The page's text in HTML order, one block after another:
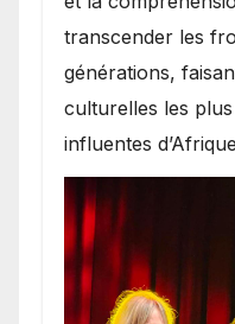
transcender les
générations,
culturelles les
influentes